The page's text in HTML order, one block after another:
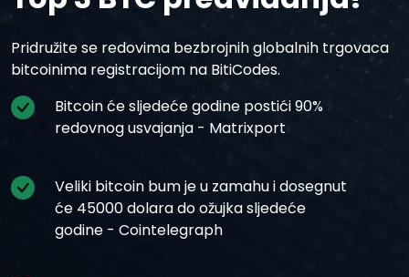
Pridružite se redovima bezbrojnih globalnih trgovaca
bitcoinima registracijom na BitiCodes.
Bitcoin će sljedeće godine postići 90%
redovnog usvajanja - Matrixport
Veliki bitcoin bum je u zamahu i dosegnut
će 45000 dolara do ožujka sljedeće
godine - Cointelegraph